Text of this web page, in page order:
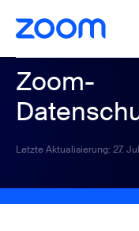
wechseln
Chat wechseln
Zoom-
Letzte Aktualisierung: 27.